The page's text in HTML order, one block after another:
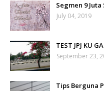
Segmen 9
July 04, 2019
TEST JPJ KU
September 23,
Tips Berguna